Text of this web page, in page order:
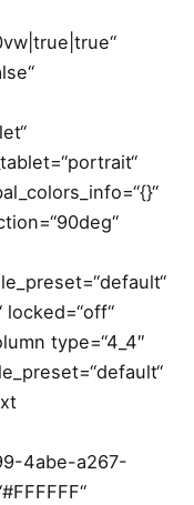
locked=“off“
type=“4_4″
4abe-a267-